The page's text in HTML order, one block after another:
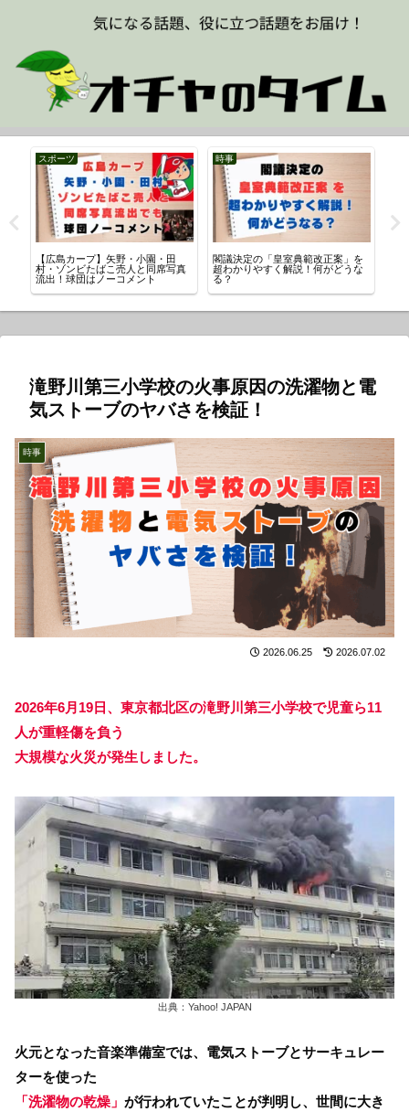
スポーツ
【広島カープ】矢野・小園・田
村・ゾンビたばこ売人と同席写真
流出！球団はノーコメント
時事
閣議決定の「皇室典範改正案」を
超わかりやすく解説！何がどうな
る？
滝野川第三小学校の火事原因の洗濯物と電
気ストーブのヤバさを検証！
時事
2026.06.25 2026.07.02
2026年6月19日、東京都北区の滝野川第三小学校で児童ら11
人が重軽傷を負う
大規模な火災が発生しました。
出典：Yahoo! JAPAN
火元となった音楽準備室では、電気ストーブとサーキュレー
ターを使った
「洗濯物の乾燥」 が行われていたことが判明し、世間に大き